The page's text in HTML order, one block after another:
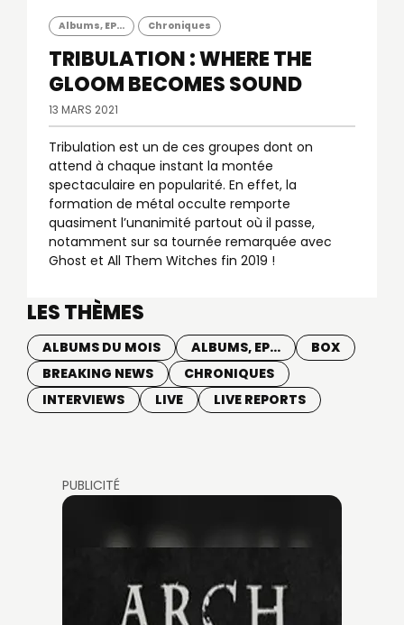
Albums, EP... Chroniques
TRIBULATION : WHERE THE
GLOOM BECOMES SOUND
13 MARS 2021
Tribulation est un de ces groupes dont on
attend à chaque instant la montée
spectaculaire en popularité. En effet, la
formation de métal occulte remporte
quasiment l’unanimité partout où il passe,
notamment sur sa tournée remarquée avec
Ghost et All Them Witches fin 2019 !
LES THÈMES
ALBUMS DU MOIS ALBUMS, EP...
BOX
BREAKING NEWS
CHRONIQUES
INTERVIEWS
LIVE LIVE REPORTS
PUBLICITÉ